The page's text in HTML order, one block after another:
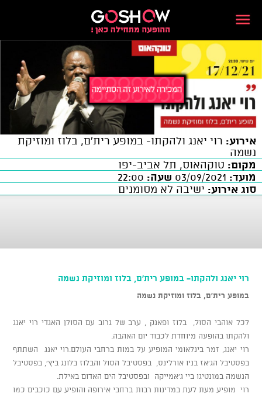
אירוע: רוי יאנג ולהקתו- במופע רית'ם, בלוז ומוזיקת
נשמה
מקום: טוקהאוס, תל אביב-יפו
מועד:
שעה:
סוג אירוע: ישיבה לא מסומנים
רוי יאנג ולהקתו- במופע רית'ם, בלוז ומוזיקת נשמה
במופע רית'ם, בלוז ומוזיקת נשמה
לכל אוהבי הסול, בלוז ופאנק , ערב של גרוב עם הסולן האגדי רוי יאנג
ולהקתו בהופעה מיוחדת לכבוד יום האהבה.
רוי יאנג, זמר בינלאומי המופיע על במות ברחבי העולם.רוי יאנג השתתף
בפסטיבל הג’אז בניו אורלינס, בפסטיבל הסול והבלוז בלונג ביץ’, בפסטיבל
הנשמה במונטיגו ביי ג’אמייקה ובפסטיבל הים האדום באילת.
רוי מופיע מעת לעת במדינות רבות ברחבי אירופה והופיע עם כוכבים כמו